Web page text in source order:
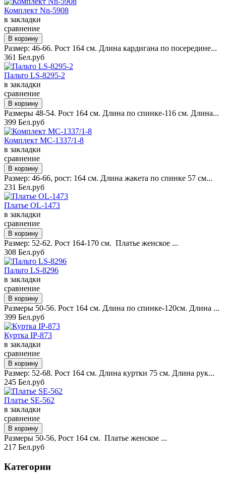
Комплект Nn-5908
в закладки
сравнение
Размер: 46-66. Рост 164 см. Длина кардигана по посередине...
361 Бел.руб
Пальто LS-8295-2
в закладки
сравнение
Размеры 48-54. Рост 164 см. Длина по спинке-116 см. Длина...
399 Бел.руб
Комплект MC-1337/1-8
в закладки
сравнение
Размер: 46-66, рост: 164 см. Длина жакета по спинке 57 см...
231 Бел.руб
Платье OL-1473
в закладки
сравнение
Размер: 52-62. Рост 164-170 см. Платье женское ...
308 Бел.руб
Пальто LS-8296
в закладки
сравнение
Размеры 50-56. Рост 164 см. Длина по спинке-120см. Длина ...
399 Бел.руб
Куртка IP-873
в закладки
сравнение
Размер: 52-68. Рост 164 см. Длина куртки 75 см. Длина рук...
245 Бел.руб
Платье SE-562
в закладки
сравнение
Размеры 50-56, Рост 164 см. Платье женское ...
217 Бел.руб
Категории